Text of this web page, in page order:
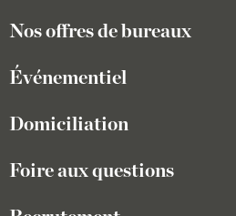
Nos offres de bureaux
Événementiel
Domiciliation
Foire aux questions